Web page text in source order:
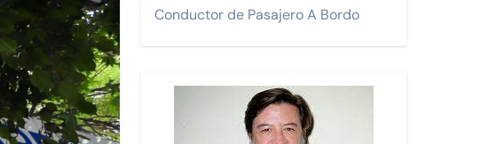
sus vuelos.
valores turísticos para la comunidad LGTBI en un encuentro
Conductor de Pasajero A Bordo